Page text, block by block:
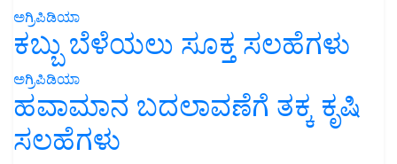
ಅಗ್ರಿಪಿಡಿಯಾ
ಕಬ್ಬು ಬೆಳೆಯಲು ಸೂಕ್ತ ಸಲಹೆಗಳು
ಅಗ್ರಿಪಿಡಿಯಾ
ಹವಾಮಾನ ಬದಲಾವಣೆಗೆ ತಕ್ಕ ಕೃಷಿ
ಸಲಹೆಗಳು